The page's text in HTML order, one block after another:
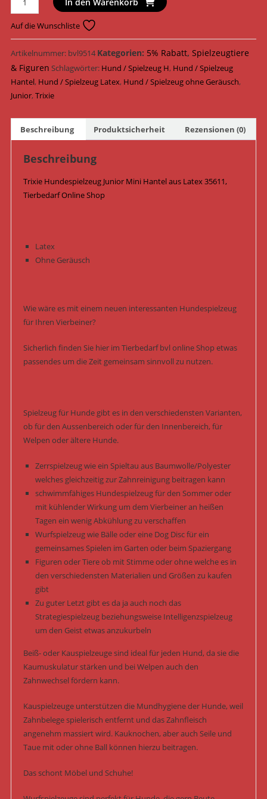
Hundespielzeug
Junior
Mini
Hantel
Latex
10
cm
Menge
Auf die Wunschliste
Artikelnummer: bvl9514 Kategorien: 5% Rabatt, Spielzeugtiere
& Figuren Schlagwörter: Hund / Spielzeug H, Hund / Spielzeug
Hantel, Hund / Spielzeug Latex, Hund / Spielzeug ohne Geräusch,
Junior,Trixie
Beschreibung Produktsicherheit Rezensionen (0)
Beschreibung
Trixie Hundespielzeug Junior Mini Hantel aus Latex 35611,
Tierbedarf Online Shop
Latex
Ohne Geräusch
Wie wäre es mit einem neuen interessanten Hundespielzeug
für Ihren Vierbeiner?
Sicherlich finden Sie hier im Tierbedarf bvl online Shop etwas
passendes um die Zeit gemeinsam sinnvoll zu nutzen.
Spielzeug für Hunde gibt es in den verschiedensten Varianten,
ob für den Aussenbereich oder für den Innenbereich, für
Welpen oder ältere Hunde.
Zerrspielzeug wie ein Spieltau aus Baumwolle/Polyester
welches gleichzeitig zur Zahnreinigung beitragen kann
schwimmfähiges Hundespielzeug für den Sommer oder
mit kühlender Wirkung um dem Vierbeiner an heißen
Tagen ein wenig Abkühlung zu verschaffen
Wurfspielzeug wie Bälle oder eine Dog Disc für ein
gemeinsames Spielen im Garten oder beim Spaziergang
Figuren oder Tiere ob mit Stimme oder ohne welche es in
den verschiedensten Materialien und Größen zu kaufen
gibt
Zu guter Letzt gibt es da ja auch noch das
Strategiespielzeug beziehungsweise Intelligenzspielzeug
um den Geist etwas anzukurbeln
Beiß- oder Kauspielzeuge sind ideal für jeden Hund, da sie die
Kaumuskulatur stärken und bei Welpen auch den
Zahnwechsel fördern kann.
Kauspielzeuge unterstützen die Mundhygiene der Hunde, weil
Zahnbelege spielerisch entfernt und das Zahnfleisch
angenehm massiert wird. Kauknochen, aber auch Seile und
Taue mit oder ohne Ball können hierzu beitragen.
Das schont Möbel und Schuhe!